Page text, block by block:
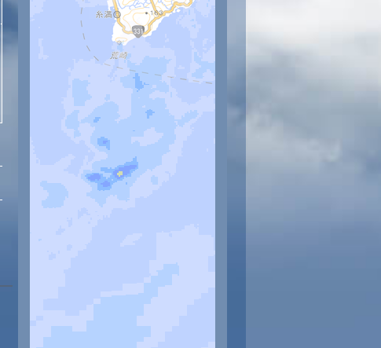
11時 12時 13時